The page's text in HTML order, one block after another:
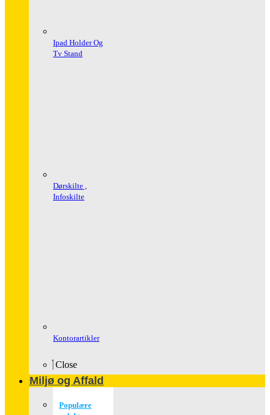
Ipad Holder Og
Tv Stand
Dørskilte ,
Infoskilte
Kontorartikler
Close
Miljø og Affald
Populære